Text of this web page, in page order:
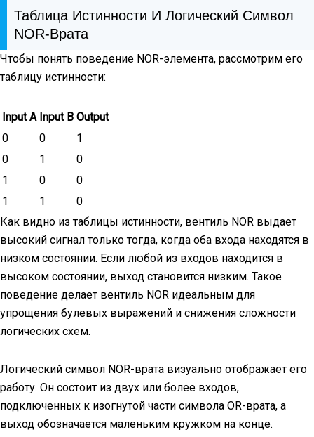
Таблица Истинности И Логический Символ
NOR-Врата
Чтобы понять поведение NOR-элемента, рассмотрим его
таблицу истинности:
Input A Input B Output
0
0
1
0
1
0
1
0
0
1
1
0
Как видно из таблицы истинности, вентиль NOR выдает
высокий сигнал только тогда, когда оба входа находятся в
низком состоянии. Если любой из входов находится в
высоком состоянии, выход становится низким. Такое
поведение делает вентиль NOR идеальным для
упрощения булевых выражений и снижения сложности
логических схем.
Логический символ NOR-врата визуально отображает его
работу. Он состоит из двух или более входов,
подключенных к изогнутой части символа OR-врата, а
выход обозначается маленьким кружком на конце.